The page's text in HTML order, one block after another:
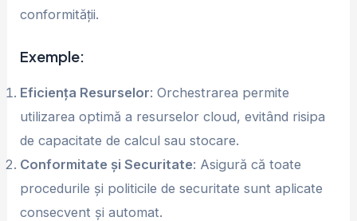
conformității.
Exemple:
Eficiența Resurselor: Orchestrarea permite
utilizarea optimă a resurselor cloud, evitând risipa
de capacitate de calcul sau stocare.
Conformitate și Securitate: Asigură că toate
procedurile și politicile de securitate sunt aplicate
consecvent și automat.